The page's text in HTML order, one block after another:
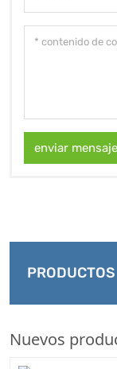
enviar mensaje
PRODUCTOS
Nuevos